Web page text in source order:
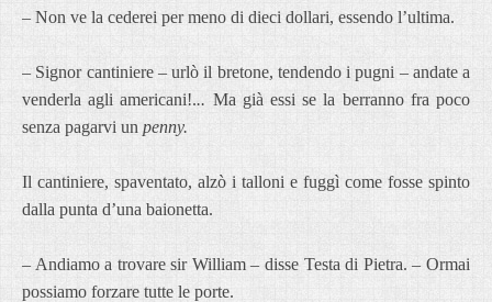
– Non ve la cederei per meno di dieci dollari, essendo l’ultima.
– Signor cantiniere – urlò il bretone, tendendo i pugni – andate a
venderla agli americani!... Ma già essi se la berranno fra poco
senza pagarvi un penny.
Il cantiniere, spaventato, alzò i talloni e fuggì come fosse spinto
dalla punta d’una baionetta.
– Andiamo a trovare sir William – disse Testa di Pietra. – Ormai
possiamo forzare tutte le porte.